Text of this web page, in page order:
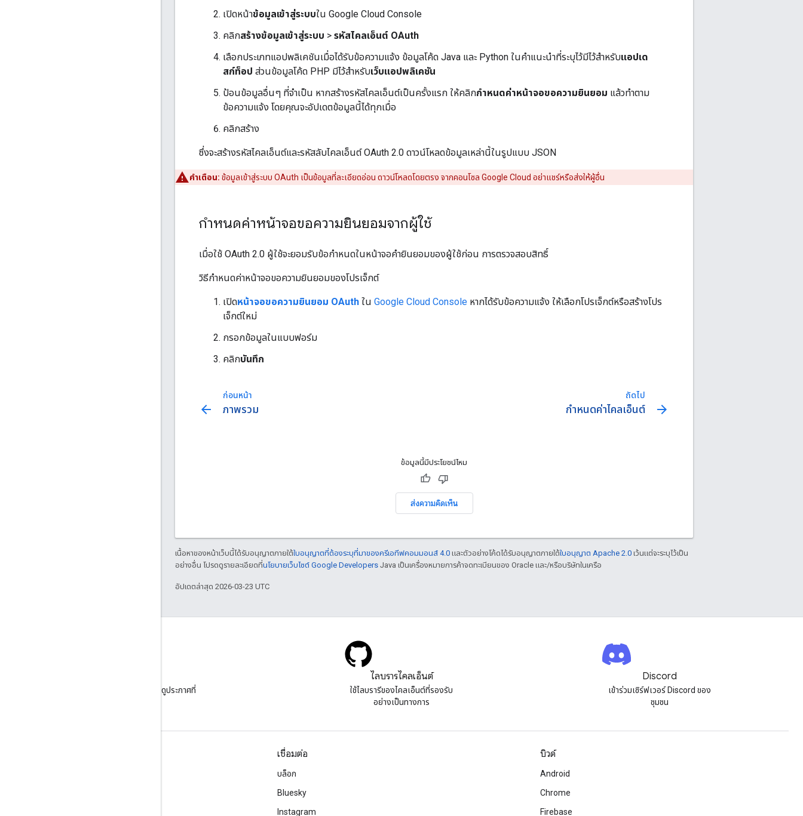
เปิดหน้าข้อมูลเข้าสู่ระบบใน Google Cloud Console
คลิกสร้างข้อมูลเข้าสู่ระบบ > รหัสไคลเอ็นต์ OAuth
เลือกประเภทแอปพลิเคชันเมื่อได้รับข้อความแจ้ง ข้อมูลโค้ด Java และ Python ในคำแนะนำที่ระบุไว้มีไว้สำหรับแอปเด
สก์ท็อป ส่วนข้อมูลโค้ด PHP มีไว้สำหรับเว็บแอปพลิเคชัน
ป้อนข้อมูลอื่นๆ ที่จำเป็น หากสร้างรหัสไคลเอ็นต์เป็นครั้งแรก ให้คลิกกำหนดค่าหน้าจอขอความยินยอม แล้วทำตาม
ข้อความแจ้ง โดยคุณจะอัปเดตข้อมูลนี้ได้ทุกเมื่อ
คลิกสร้าง
ซึ่งจะสร้างรหัสไคลเอ็นต์และรหัสลับไคลเอ็นต์ OAuth 2.0 ดาวน์โหลดข้อมูลเหล่านี้ในรูปแบบ JSON
คำเตือน: ข้อมูลเข้าสู่ระบบ OAuth เป็นข้อมูลที่ละเอียดอ่อน ดาวน์โหลดโดยตรง จากคอนโซล Google Cloud อย่าแชร์หรือส่งให้ผู้อื่น
กำหนดค่าหน้าจอขอความยินยอมจากผู้ใช้
เมื่อใช้ OAuth 2.0 ผู้ใช้จะยอมรับข้อกำหนดในหน้าจอคำยินยอมของผู้ใช้ก่อน การตรวจสอบสิทธิ์
วิธีกำหนดค่าหน้าจอขอความยินยอมของโปรเจ็กต์
เปิดหน้าจอขอความยินยอม OAuth ใน Google Cloud Console หากได้รับข้อความแจ้ง ให้เลือกโปรเจ็กต์หรือสร้างโปร
เจ็กต์ใหม่
กรอกข้อมูลในแบบฟอร์ม
คลิกบันทึก
ก่อนหน้า
arrow_back ภาพรวม
ถัดไป
กําหนดค่าไคลเอ็นต์ arrow_forward
ข้อมูลนี้มีประโยชน์ไหม
ส่งความคิดเห็น
เนื้อหาของหน้าเว็บนี้ได้รับอนุญาตภายใต้ใบอนุญาตที่ต้องระบุที่มาของครีเอทีฟคอมมอนส์ 4.0 และตัวอย่างโค้ดได้รับอนุญาตภายใต้ใบอนุญาต Apache 2.0 เว้นแต่จะระบุไว้เป็น
อย่างอื่น โปรดดูรายละเอียดที่นโยบายเว็บไซต์ Google Developers Java เป็นเครื่องหมายการค้าจดทะเบียนของ Oracle และ/หรือบริษัทในเครือ
อัปเดตล่าสุด 2026-03-23 UTC
ไปที่บล็อกของเราเพื่อดูประกาศที่
ไลบรารีไคลเอ็นต์
ใช้ไลบรารีของไคลเอ็นต์ที่รองรับ
อย่างเป็นทางการ
Discord
เข้าร่วมเซิร์ฟเวอร์ Discord ของ
ชุมชน
เชื่อมต่อ
บล็อก
Bluesky
Instagram
บิวด์
Android
Chrome
Firebase